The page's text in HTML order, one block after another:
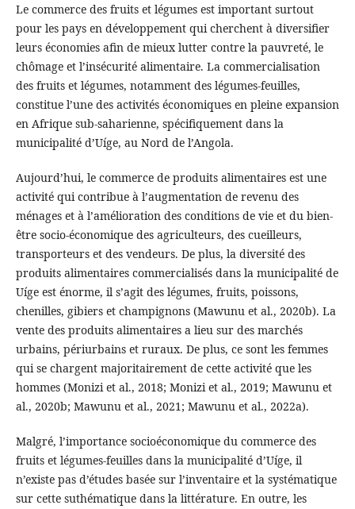
Le commerce des fruits et légumes est important surtout
pour les pays en développement qui cherchent à diversifier
leurs économies afin de mieux lutter contre la pauvreté, le
chômage et l’insécurité alimentaire. La commercialisation
des fruits et légumes, notamment des légumes-feuilles,
constitue l’une des activités économiques en pleine expansion
en Afrique sub-saharienne, spécifiquement dans la
municipalité d’Uíge, au Nord de l’Angola.
Aujourd’hui, le commerce de produits alimentaires est une
activité qui contribue à l’augmentation de revenu des
ménages et à l’amélioration des conditions de vie et du bien-
être socio-économique des agriculteurs, des cueilleurs,
transporteurs et des vendeurs. De plus, la diversité des
produits alimentaires commercialisés dans la municipalité de
Uíge est énorme, il s’agit des légumes, fruits, poissons,
chenilles, gibiers et champignons (Mawunu et al., 2020b). La
vente des produits alimentaires a lieu sur des marchés
urbains, périurbains et ruraux. De plus, ce sont les femmes
qui se chargent majoritairement de cette activité que les
hommes (Monizi et al., 2018; Monizi et al., 2019; Mawunu et
al., 2020b; Mawunu et al., 2021; Mawunu et al., 2022a).
Malgré, l’importance socioéconomique du commerce des
fruits et légumes-feuilles dans la municipalité d’Uíge, il
n’existe pas d’études basée sur l’inventaire et la systématique
sur cette suthématique dans la littérature. En outre, les